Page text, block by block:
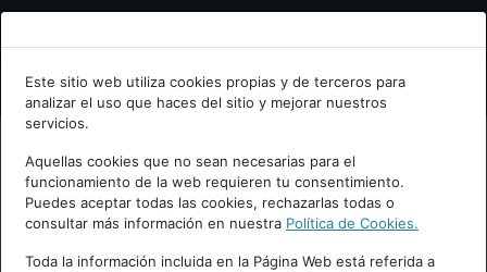
Bienvenid@ a psiquiatria.com
Escribe tu Email
Accede o regístrate con tu email.
Este sitio web utiliza cookies propias y de terceros para
analizar el uso que haces del sitio y mejorar nuestros
servicios.
Aquellas cookies que no sean necesarias para el
funcionamiento de la web requieren tu consentimiento.
Puedes aceptar todas las cookies, rechazarlas todas o
consultar más información en nuestra Política de Cookies.
Toda la información incluida en la Página Web está referida a